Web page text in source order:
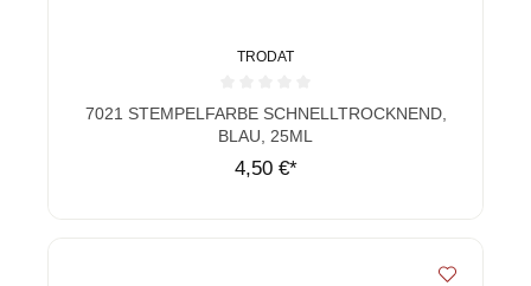
TRODAT
Durchschnittliche Bewertung von 0 von 5 Sternen
7021 STEMPELFARBE SCHNELLTROCKNEND,
BLAU, 25ML
4,50 €*